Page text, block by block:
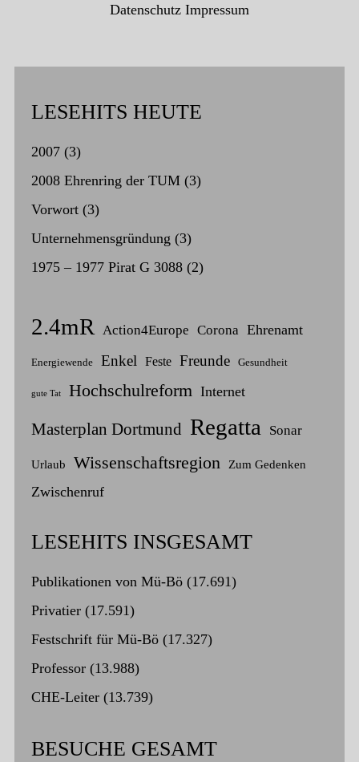
Datenschutz Impressum
LESEHITS HEUTE
2007 (3)
2008 Ehrenring der TUM (3)
Vorwort (3)
Unternehmensgründung (3)
1975 – 1977 Pirat G 3088 (2)
2.4mR Action4Europe Corona Ehrenamt
Energiewende Enkel Feste Freunde Gesundheit
gute Tat Hochschulreform Internet
Masterplan Dortmund Regatta Sonar
Urlaub Wissenschaftsregion Zum Gedenken
Zwischenruf
LESEHITS INSGESAMT
Publikationen von Mü-Bö (17.691)
Privatier (17.591)
Festschrift für Mü-Bö (17.327)
Professor (13.988)
CHE-Leiter (13.739)
BESUCHE GESAMT